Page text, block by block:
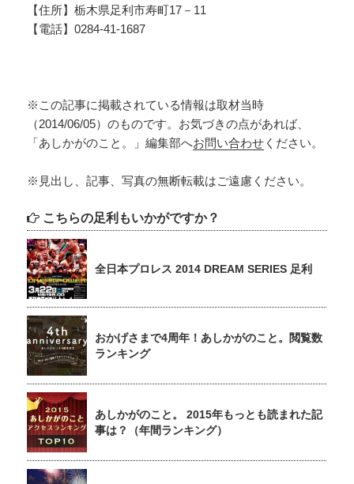
【住所】栃木県足利市寿町17－11
【電話】0284-41-1687
※この記事に掲載されている情報は取材当時
（2014/06/05）のものです。お気づきの点があれば、
「あしかがのこと。」編集部へお問い合わせ ください。
※見出し、記事、写真の無断転載はご遠慮ください。
こちらの足利もいかがですか？
全日本プロレス 2014 DREAM SERIES 足利
おかげさまで4周年！あしかがのこと。閲覧数
ランキング
あしかがのこと。 2015年もっとも読まれた記
事は？（年間ランキング）